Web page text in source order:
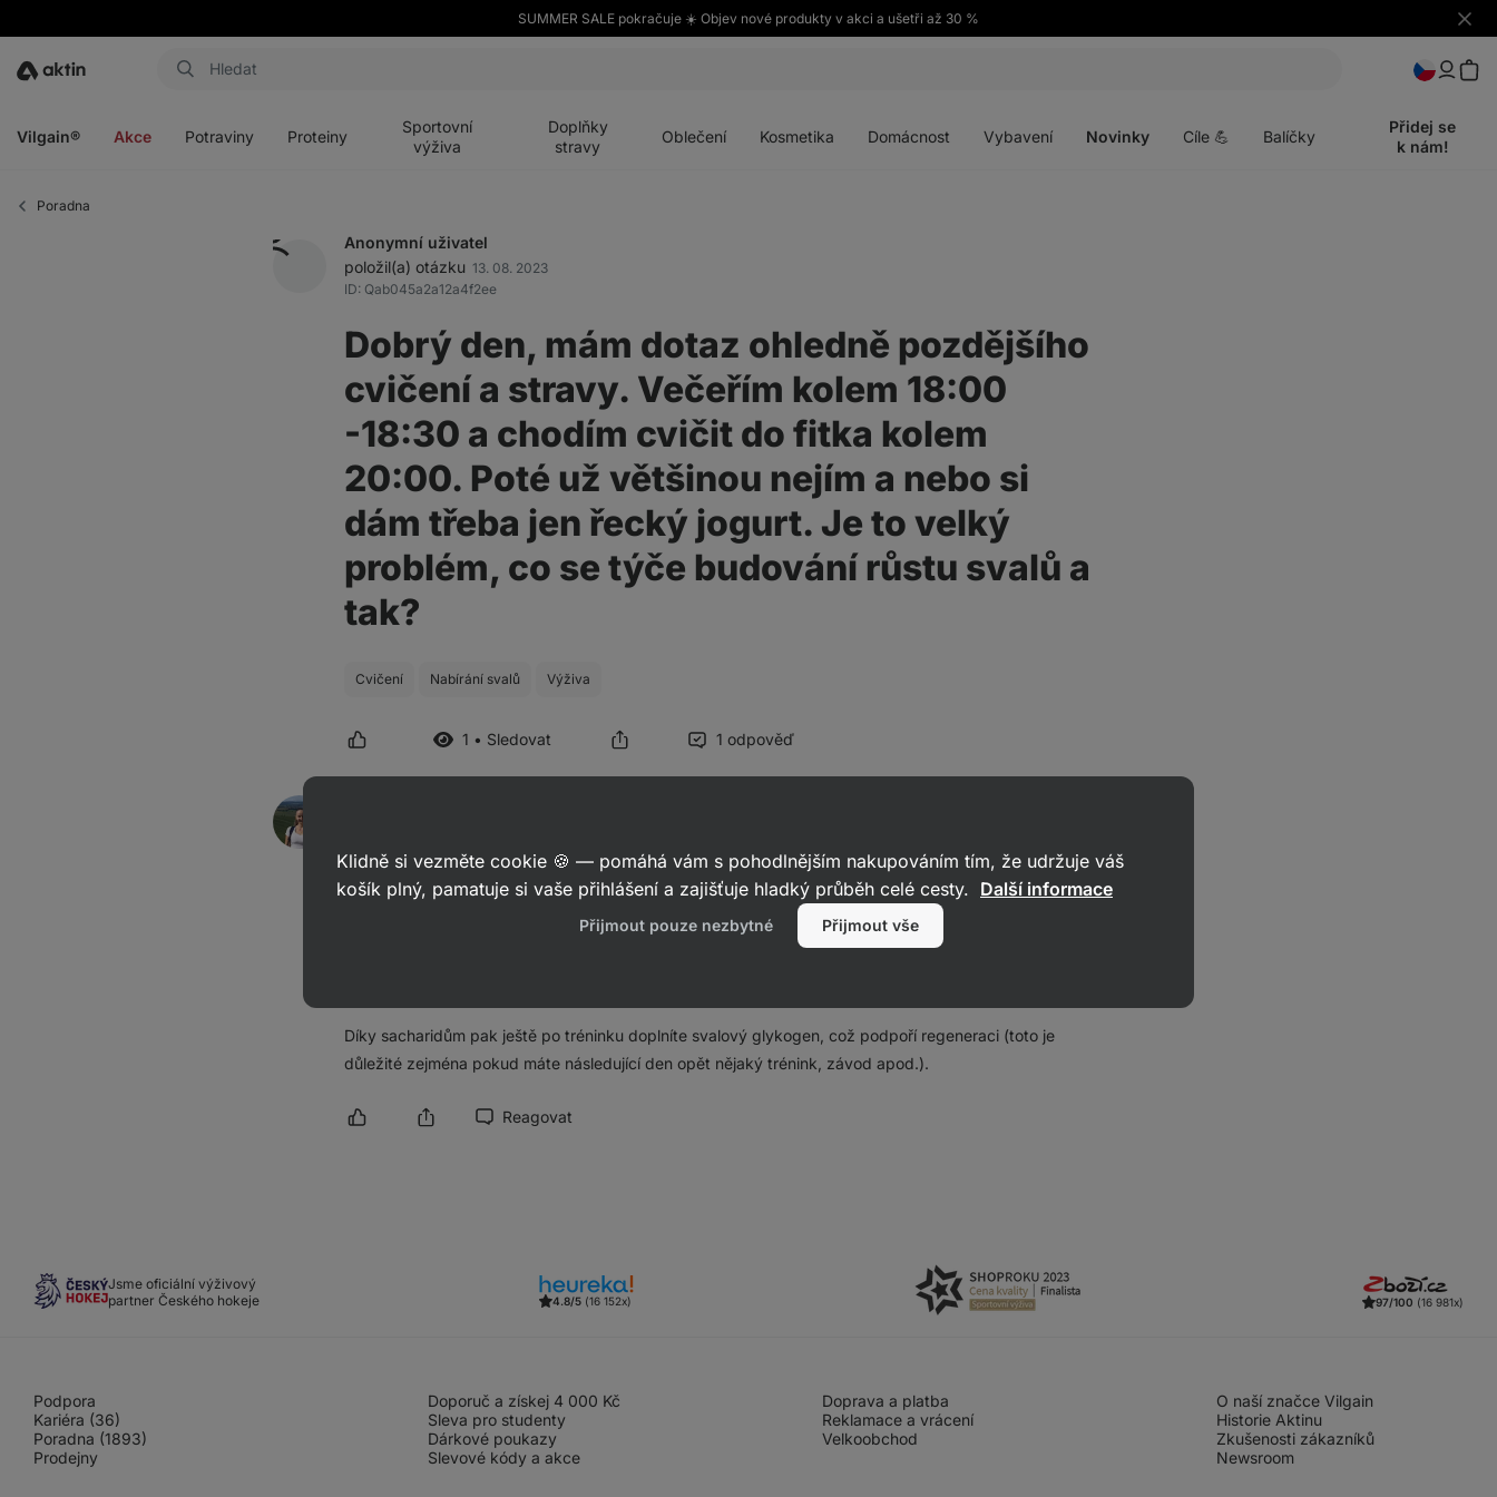
SUMMER SALE pokračuje ☀️ Objev nové produkty v akci a ušetři až 30 %
Skrýt
Aktin
Vilgain® Akce Potraviny Proteiny
Sportovní
výživa
Doplňky
stravy
Oblečení Kosmetika Domácnost Vybavení Novinky Cíle 💪 Balíčky
Přidej se
k nám!
Poradna
Anonymní uživatel
položil(a) otázku 13. 08. 2023
ID: Qab045a2a12a4f2ee
Dobrý den, mám dotaz ohledně pozdějšího
cvičení a stravy. Večeřím kolem 18:00
-18:30 a chodím cvičit do fitka kolem
20:00. Poté už většinou nejím a nebo si
dám třeba jen řecký jogurt. Je to velký
problém, co se týče budování růstu svalů a
tak?
Cvičení Nabírání svalů Výživa
1 • Sledovat 1 odpověď
Dobrý den, pokud je vaším cílem budování svalové hmoty, doporučuji si denní příjem poskládat tak, aby
vám vyšlo ještě jedno jídlo večer po tréninku – pokud nechcete přijímat pevnou stravu, můžete to vyřešit
např. proteinem s maltodextrinem/ovocem nebo gainerem. Dávka bílkovin by se měla po tréninku
Díky sacharidům pak ještě po tréninku doplníte svalový glykogen, což podpoří regeneraci (toto je
důležité zejména pokud máte následující den opět nějaký trénink, závod apod.).
Reagovat
Jsme oficiální výživový
partner Českého hokeje
4.8/5 (16 152x) 97/100 (16 981x)
Podpora
Kariéra (36)
Poradna (1893)
Prodejny
Doporuč a získej 4 000 Kč
Sleva pro studenty
Dárkové poukazy
Slevové kódy a akce
Doprava a platba
Reklamace a vrácení
Velkoobchod
O naší značce Vilgain
Historie Aktinu
Zkušenosti zákazníků
Newsroom
Klidně si vezměte cookie 🍪 — pomáhá vám s pohodlnějším nakupováním tím, že udržuje váš
košík plný, pamatuje si vaše přihlášení a zajišťuje hladký průběh celé cesty. Další informace
Přijmout pouze nezbytné Přijmout vše